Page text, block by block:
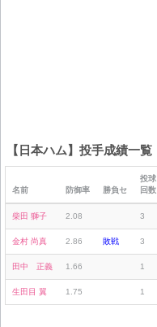
【日本ハム】投手成績一覧
名前 防御率 勝負セ
投球
回数
柴田 獅子 2.08 3
金村 尚真 2.86 敗戦 3
田中 正義 1.66 1
生田目 翼 1.75 1